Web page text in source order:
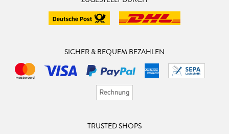
SICHER & BEQUEM BEZAHLEN
TRUSTED SHOPS